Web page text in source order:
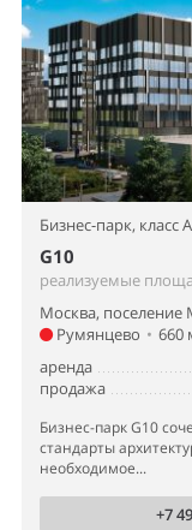
Бизнес-парк, класс A
G10
реализуемые
Москва, поселение
Румянцево • 660
аренда
продажа
Бизнес-парк G10
стандарты
необходимое...
+7